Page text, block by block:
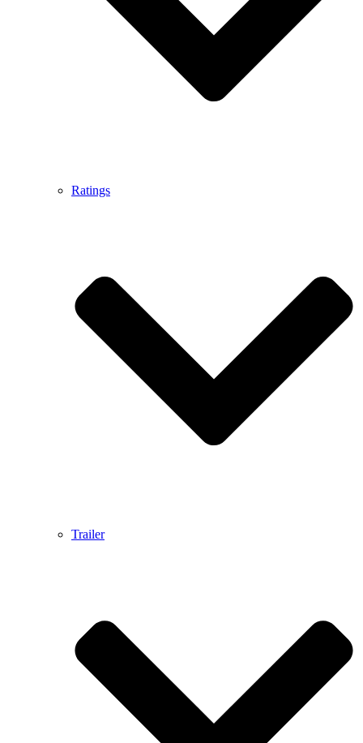
Ratings
Trailer